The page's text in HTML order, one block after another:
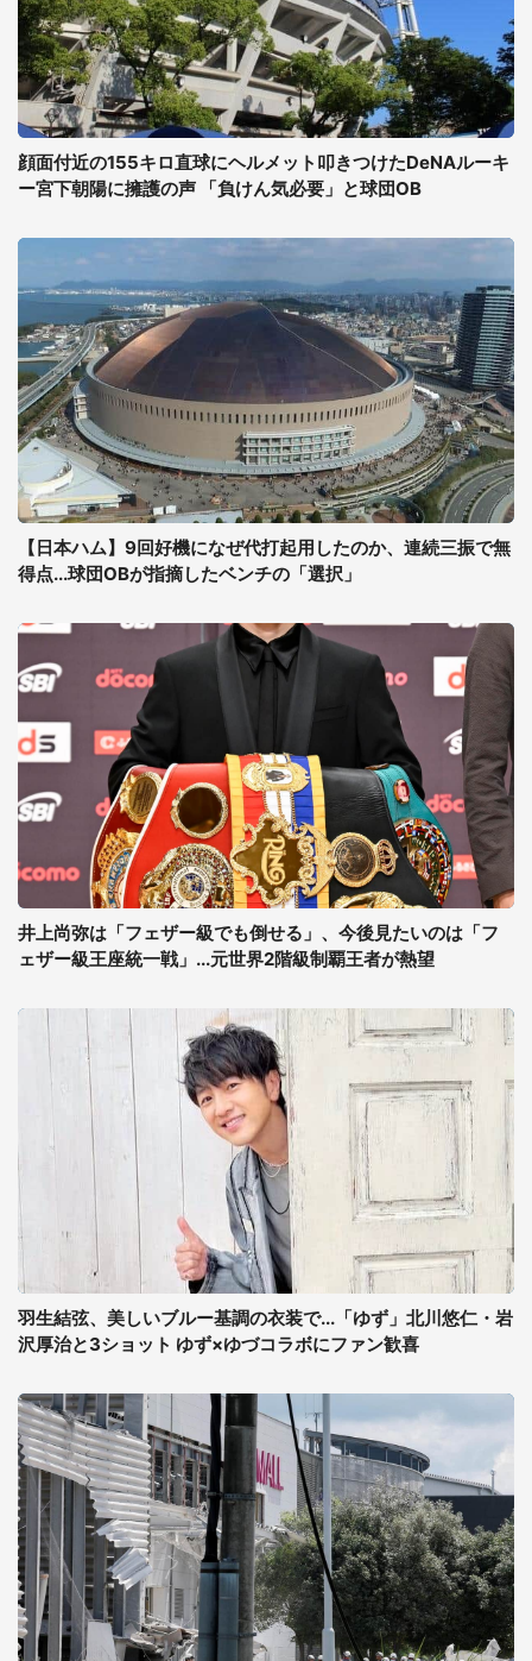
顔面付近の155キロ直球にヘルメット叩きつけたDeNAルーキ
ー宮下朝陽に擁護の声 「負けん気必要」と球団OB
【日本ハム】9回好機になぜ代打起用したのか、連続三振で無
得点...球団OBが指摘したベンチの「選択」
井上尚弥は「フェザー級でも倒せる」、今後見たいのは「フ
ェザー級王座統一戦」...元世界2階級制覇王者が熱望
羽生結弦、美しいブルー基調の衣装で...「ゆず」北川悠仁・岩
沢厚治と3ショット ゆず×ゆづコラボにファン歓喜